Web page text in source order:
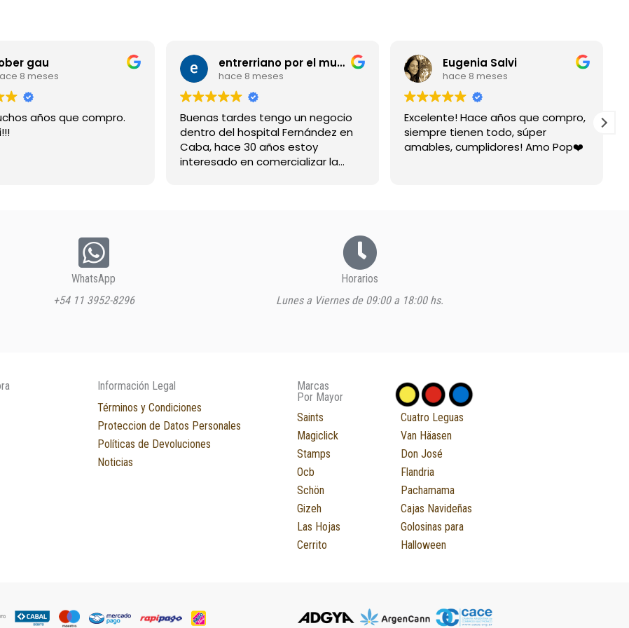
gau
8 meses
años que compro.
entrerriano por el mundo
hace 8 meses
Buenas tardes tengo un negocio
dentro del hospital Fernández en
Caba, hace 30 años estoy
interesado en comercializar la
Eugenia Salvi
hace 8 meses
Excelente! Hace años que compro,
siempre tienen todo, súper
amables, cumplidores! Amo Pop❤️
WhatsApp
+54 11 3952-8296
Horarios
Lunes a Viernes de 09:00 a 18:00 hs.
Información Legal
Términos y Condiciones
Proteccion de Datos Personales
Políticas de Devoluciones
Noticias
Marcas
Por Mayor
Saints
Magiclick
Stamps
Ocb
Schön
Gizeh
Las Hojas
Cerrito
Cuatro Leguas
Van Häasen
Don José
Flandria
Pachamama
Cajas Navideñas
Golosinas para
Halloween